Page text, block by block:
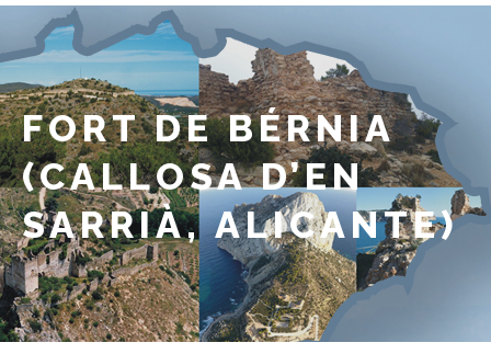
FORT DE BÉRNIA
(CALLOSA D’EN
SARRIÀ, ALICANTE)